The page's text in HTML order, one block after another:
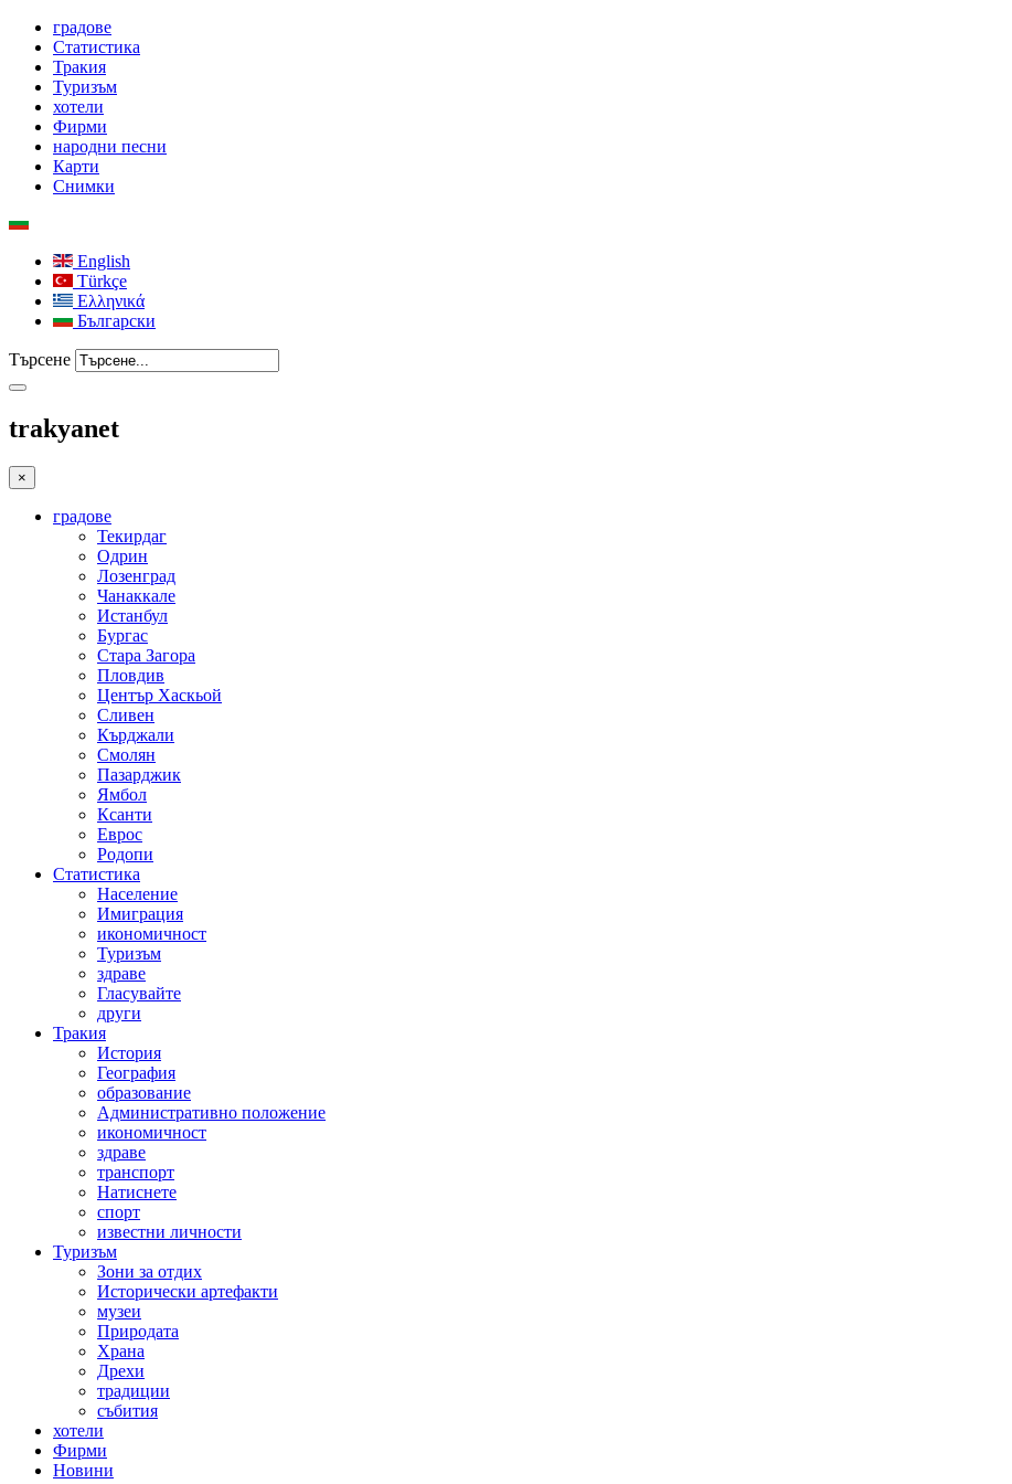
градове
Статистика
Тракия
Туризъм
хотели
Фирми
народни песни
Карти
Снимки
English
Türkçe
Ελληνικά
Български
Търсене
trakyanet
×
градове
Текирдаг
Одрин
Лозенград
Чанаккале
Истанбул
Бургас
Стара Загора
Пловдив
Център Хаскьой
Сливен
Кърджали
Смолян
Пазарджик
Ямбол
Ксанти
Еврос
Родопи
Статистика
Население
Имиграция
икономичност
Туризъм
здраве
Гласувайте
други
Тракия
История
География
образование
Административно положение
икономичност
здраве
транспорт
Натиснете
спорт
известни личности
Туризъм
Зони за отдих
Исторически артефакти
музеи
Природата
Храна
Дрехи
традиции
събития
хотели
Фирми
Новини